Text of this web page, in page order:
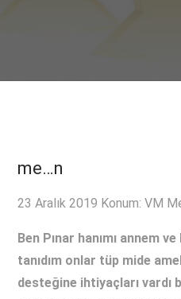
me…n
23 Aralık 2019 Konum: VM
Ben Pınar hanımı annem
tanıdım onlar tüp mide
desteğine ihtiyaçları vardı